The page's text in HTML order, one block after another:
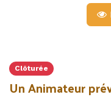
Clôturée
Un Animateur